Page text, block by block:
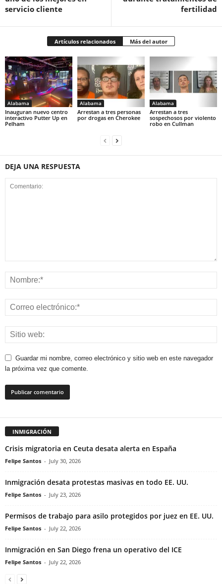
servicio cliente
fertilidad
Artículos relacionados Más del autor
Alabama
Inauguran nuevo centro
interactivo Putter Up en
Pelham
Alabama
Arrestan a tres personas
por drogas en Cherokee
Alabama
Arrestan a tres
sospechosos por violento
robo en Cullman
DEJA UNA RESPUESTA
Guardar mi nombre, correo electrónico y sitio web en este navegador
la próxima vez que comente.
INMIGRACIÓN
Crisis migratoria en Ceuta desata alerta en España
Felipe Santos - July 30, 2026
Inmigración desata protestas masivas en todo EE. UU.
Felipe Santos - July 23, 2026
Permisos de trabajo para asilo protegidos por juez en EE. UU.
Felipe Santos - July 22, 2026
Inmigración en San Diego frena un operativo del ICE
Felipe Santos - July 22, 2026